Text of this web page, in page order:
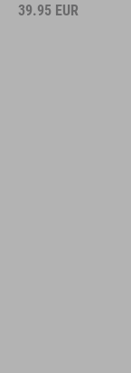
39.95 EUR